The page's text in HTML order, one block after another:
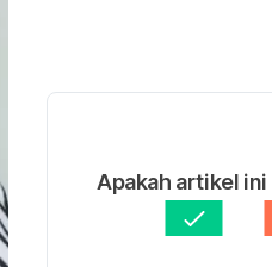
Apakah artikel